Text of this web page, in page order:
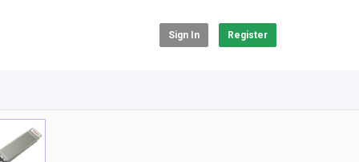
Sign In Register